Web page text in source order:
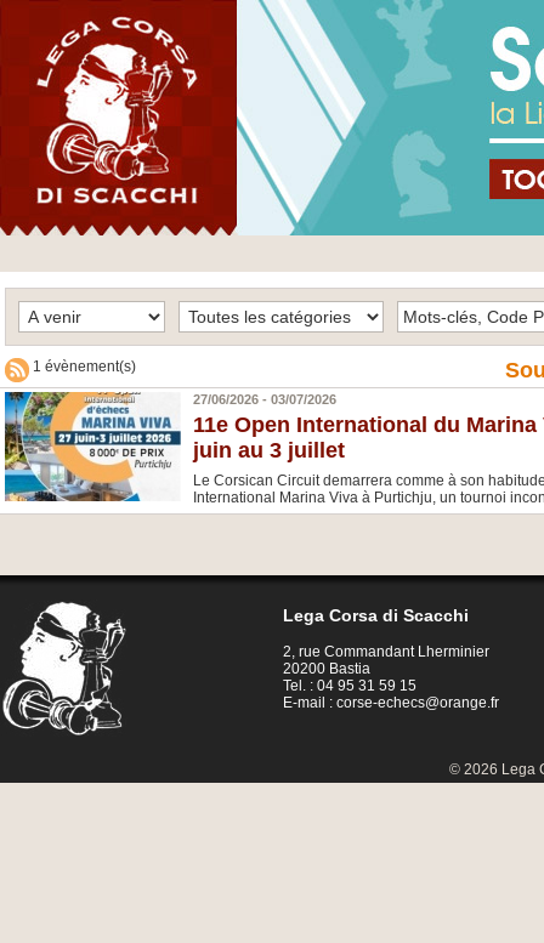
1 évènement(s)
27/06/2026 - 03/07/2026
11e Open International du
juin au 3 juillet
Le Corsican Circuit demarrera comme à son
International Marina Viva à Purtichju, un tournoi
Lega Corsa di Scacchi
2, rue Commandant Lherminier
20200 Bastia
Tel. : 04 95 31 59 15
E-mail :corse-echecs@orange.fr
© 2026 Lega